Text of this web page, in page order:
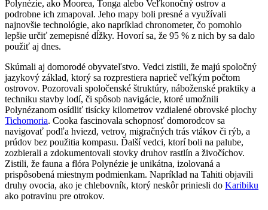
Polynézie, ako Moorea, Tonga alebo Veľkonočný ostrov a
podrobne ich zmapoval. Jeho mapy boli presné a využívali
najnovšie technológie, ako napríklad chronometer, čo pomohlo
lepšie určiť zemepisné dĺžky. Hovorí sa, že 95 % z nich by sa dalo
použiť aj dnes.
Skúmali aj domorodé obyvateľstvo. Vedci zistili, že majú spoločný
jazykový základ, ktorý sa rozprestiera naprieč veľkým počtom
ostrovov. Pozorovali spoločenské štruktúry, náboženské praktiky a
techniku stavby lodí, či spôsob navigácie, ktoré umožnili
Polynézanom osídliť tisícky kilometrov vzdialené obrovské plochy
Tichomoria. Cooka fascinovala schopnosť domorodcov sa
navigovať podľa hviezd, vetrov, migračných trás vtákov či rýb, a
prúdov bez použitia kompasu. Ďalší vedci, ktorí boli na palube,
zozbierali a zdokumentovali stovky druhov rastlín a živočíchov.
Zistili, že fauna a flóra Polynézie je unikátna, izolovaná a
prispôsobená miestnym podmienkam. Napríklad na Tahiti objavili
druhy ovocia, ako je chlebovník, ktorý neskôr priniesli do Karibiku
ako potravinu pre otrokov.